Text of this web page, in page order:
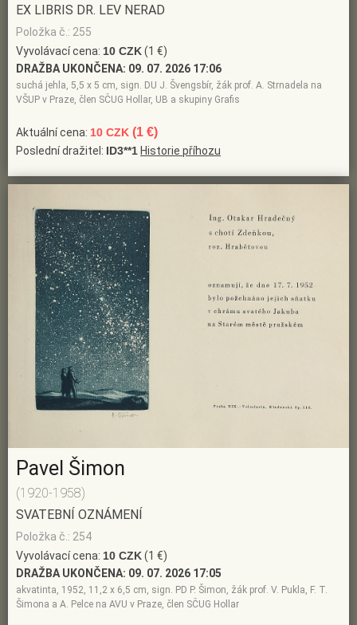
EX LIBRIS DR. LEV NERAD
Položka č.: 255
Vyvolávací cena: 10 CZK(1 €)
DRAŽBA UKONČENA: 09. 07. 2026 17:06
suchá jehla, 5,5 x 5 cm, sign. DU J. Švengsbír, žák prof. A. Strnadela na
VŠUP v Praze, člen SČUG Hollar, UB a skupiny Grafis
Aktuální cena: 10 CZK (1 €)
Poslední dražitel: ID3**1 Historie příhozu
Pavel Šimon
(1920-1958)
SVATEBNÍ OZNÁMENÍ
Položka č.: 254
Vyvolávací cena: 10 CZK(1 €)
DRAŽBA UKONČENA: 09. 07. 2026 17:05
akvatinta, 1952, 11,2 x 6,5 cm, sign. PD P. Šimon, žák prof. V. Pukla, F. T.
Šimona a A. Pelce na AVU v Praze, člen SČUG Hollar